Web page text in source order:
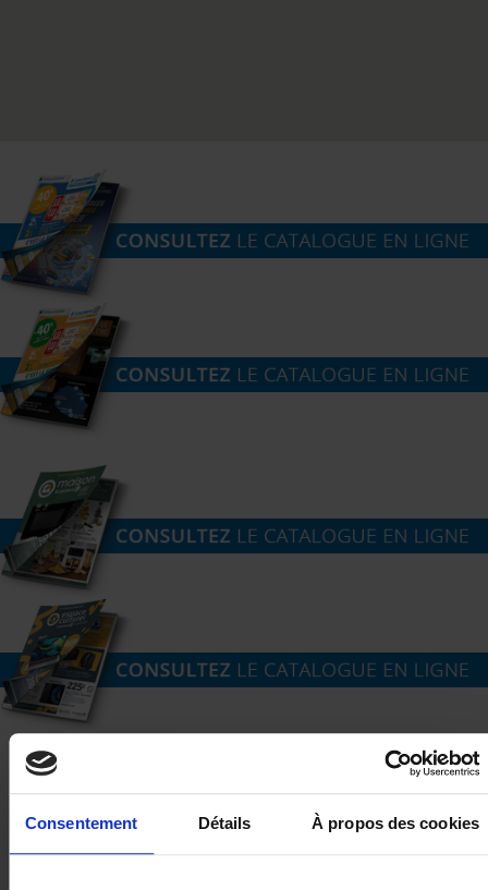
Consentement Détails À propos des cookies